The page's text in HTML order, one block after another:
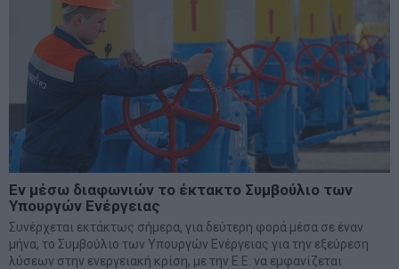
Εν μέσω διαφωνιών το έκτακτο Συμβούλιο των
Υπουργών Ενέργειας
Συνέρχεται εκτάκτως σήμερα, για δεύτερη φορά μέσα σε έναν
μήνα, το Συμβούλιο των Υπουργών Ενέργειας για την εξεύρεση
λύσεων στην ενεργειακή κρίση, με την Ε.Ε. να εμφανίζεται